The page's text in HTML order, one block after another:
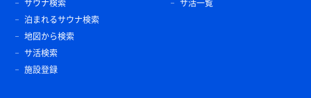
サウナ検索
泊まれるサウナ検索
地図から検索
サ活検索
施設登録
サ活一覧